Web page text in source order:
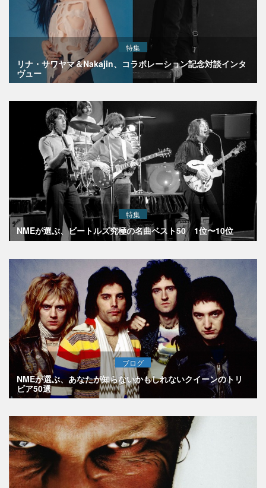
特集
リナ・サワヤマ＆Nakajin、コラボレーション記念対談インタ
ヴュー
特集
NMEが選ぶ、ビートルズ究極の名曲ベスト50 1位〜10位
ブログ
NMEが選ぶ、あなたが知らないかもしれないクイーンのトリ
ビア50選